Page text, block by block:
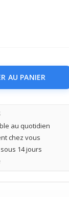
AU PANIER
au quotidien
chez vous
14 jours